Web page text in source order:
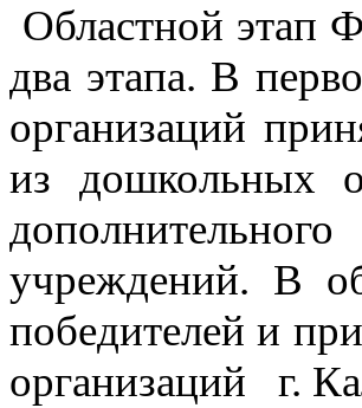
Областной этап
два этапа. В
организаций
из дошкольных
учреждений. В
победителей и
организаций г.